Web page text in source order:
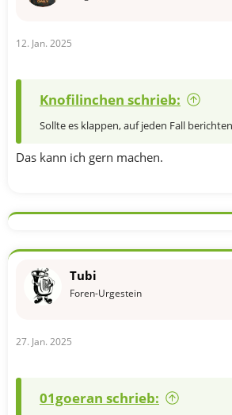
:
12. Jan. 2025
Knofilinchen schrieb:
Sollte es klappen, auf jeden Fall
Das kann ich gern machen.
Tubi
Foren-Urgestein
27. Jan. 2025
01goeran schrieb: